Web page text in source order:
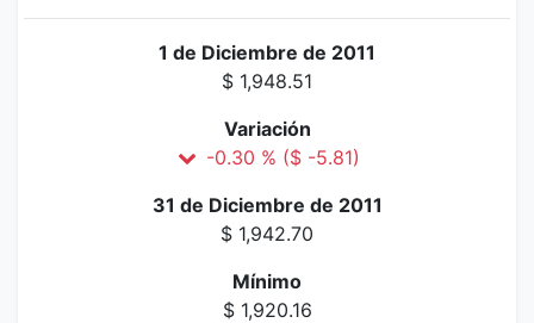
1 de Diciembre de 2011
$ 1,948.51
Variación
-0.30 % ($ -5.81)
31 de Diciembre de 2011
$ 1,942.70
Mínimo
$ 1,920.16